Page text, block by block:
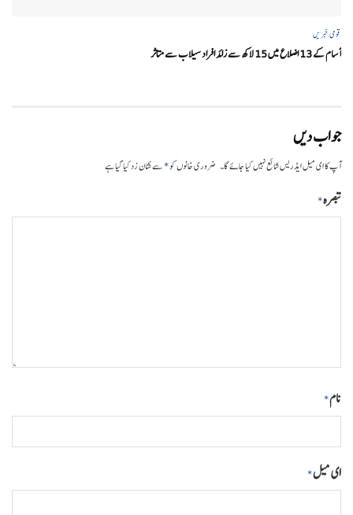
قومی خبریں
آسام کے 13 اضلاع میں 15 لاکھ سے زائد افراد سیلاب سے متاثر
جواب دیں
آپ کا ای میل ایڈریس شائع نہیں کیا جائے گا۔ ضروری خانوں کو*سے نشان زد کیا گیا ہے
تبصرہ*
نام*
ای میل*